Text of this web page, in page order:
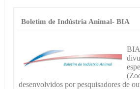
Boletim de Indústria Animal- BIA
BIA
desenvolvidos por pesquisadores de